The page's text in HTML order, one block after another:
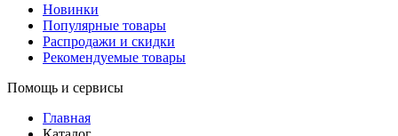
Новинки
Популярные товары
Распродажи и скидки
Рекомендуемые товары
Помощь и сервисы
Главная